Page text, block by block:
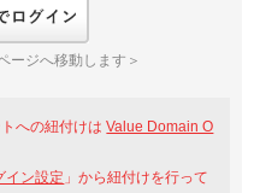
Oneのログイン画面へ遷移します
ージへ移動します＞
への紐付けはValue Domain O
イン設定 」から紐付けを行って